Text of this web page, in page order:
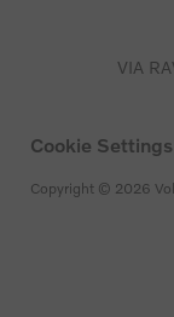
VIA
Cookie Settings
Copyright © 2026